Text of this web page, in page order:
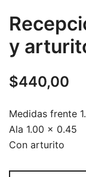
y
$440,00
Medidas frente
Ala 1.00 x 0.45
Con arturito